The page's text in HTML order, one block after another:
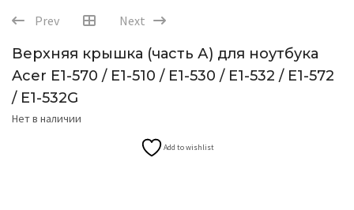
Prev Next
Верхняя крышка (часть А) для ноутбука
Acer E1-570 / E1-510 / E1-530 / E1-532 / E1-572
/ E1-532G
Нет в наличии
Add to wishlist